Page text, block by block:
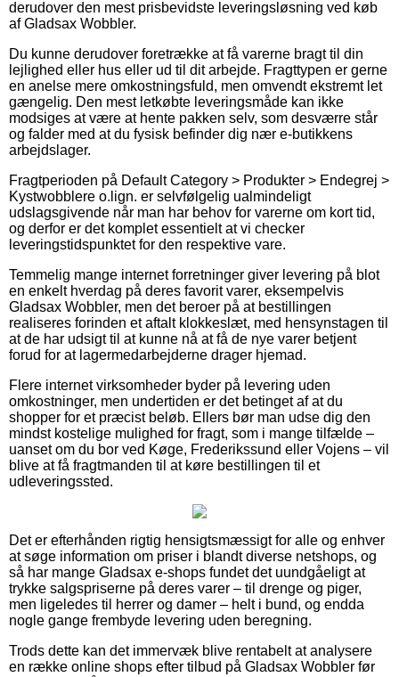
derudover den mest prisbevidste leveringsløsning ved køb
af Gladsax Wobbler.
Du kunne derudover foretrække at få varerne bragt til din
lejlighed eller hus eller ud til dit arbejde. Fragttypen er gerne
en anelse mere omkostningsfuld, men omvendt ekstremt let
gængelig. Den mest letkøbte leveringsmåde kan ikke
modsiges at være at hente pakken selv, som desværre står
og falder med at du fysisk befinder dig nær e-butikkens
arbejdslager.
Fragtperioden på Default Category > Produkter > Endegrej >
Kystwobblere o.lign. er selvfølgelig ualmindeligt
udslagsgivende når man har behov for varerne om kort tid,
og derfor er det komplet essentielt at vi checker
leveringstidspunktet for den respektive vare.
Temmelig mange internet forretninger giver levering på blot
en enkelt hverdag på deres favorit varer, eksempelvis
Gladsax Wobbler, men det beroer på at bestillingen
realiseres forinden et aftalt klokkeslæt, med hensynstagen til
at de har udsigt til at kunne nå at få de nye varer betjent
forud for at lagermedarbejderne drager hjemad.
Flere internet virksomheder byder på levering uden
omkostninger, men undertiden er det betinget af at du
shopper for et præcist beløb. Ellers bør man udse dig den
mindst kostelige mulighed for fragt, som i mange tilfælde –
uanset om du bor ved Køge, Frederikssund eller Vojens – vil
blive at få fragtmanden til at køre bestillingen til et
udleveringssted.
Det er efterhånden rigtig hensigtsmæssigt for alle og enhver
at søge information om priser i blandt diverse netshops, og
så har mange Gladsax e-shops fundet det uundgåeligt at
trykke salgspriserne på deres varer – til drenge og piger,
men ligeledes til herrer og damer – helt i bund, og endda
nogle gange frembyde levering uden beregning.
Trods dette kan det immervæk blive rentabelt at analysere
en række online shops efter tilbud på Gladsax Wobbler før